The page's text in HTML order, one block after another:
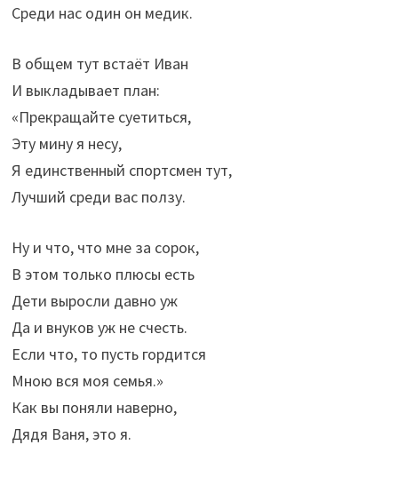
Среди нас один он медик.
В общем тут встаёт Иван
И выкладывает план:
«Прекращайте суетиться,
Эту мину я несу,
Я единственный спортсмен тут,
Лучший среди вас ползу.
Ну и что, что мне за сорок,
В этом только плюсы есть
Дети выросли давно уж
Да и внуков уж не счесть.
Если что, то пусть гордится
Мною вся моя семья.»
Как вы поняли наверно,
Дядя Ваня, это я.